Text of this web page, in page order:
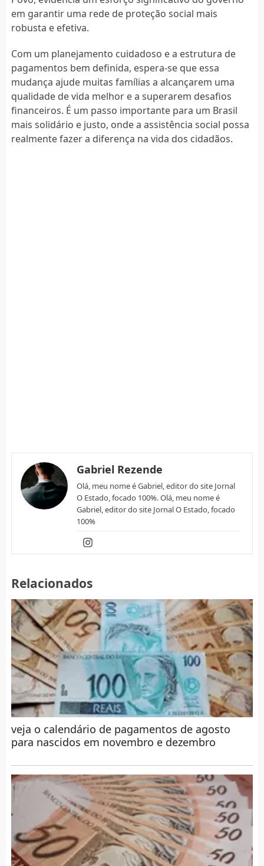
em garantir uma rede de proteção social mais
robusta e efetiva.
Com um planejamento cuidadoso e a estrutura de
pagamentos bem definida, espera-se que essa
mudança ajude muitas famílias a alcançarem uma
qualidade de vida melhor e a superarem desafios
financeiros. É um passo importante para um Brasil
mais solidário e justo, onde a assistência social possa
realmente fazer a diferença na vida dos cidadãos.
Gabriel Rezende
Olá, meu nome é Gabriel, editor do site Jornal
O Estado, focado 100%. Olá, meu nome é
Gabriel, editor do site Jornal O Estado, focado
100%
Relacionados
veja o calendário de pagamentos de agosto
para nascidos em novembro e dezembro